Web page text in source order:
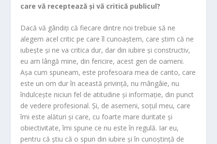
care vă receptează și vă critică publicul?
Dacă vă gândiți că fiecare dintre noi trebuie să ne
alegem acel critic pe care îl cunoaștem, care știm că ne
iubește și ne va critica dur, dar din iubire și constructiv,
eu am lângă mine, din fericire, acest gen de oameni.
Așa cum spuneam, este profesoara mea de canto, care
este un om dur în această privință, nu mângâie, nu
îndulcește niciun fel de atitudine și informație, din punct
de vedere profesional. Și, de asemeni, soțul meu, care
îmi este alături și care, cu foarte mare duritate și
obiectivitate, îmi spune ce nu este în regulă. Iar eu,
pentru că știu că o spun din iubire și în cunoștință de